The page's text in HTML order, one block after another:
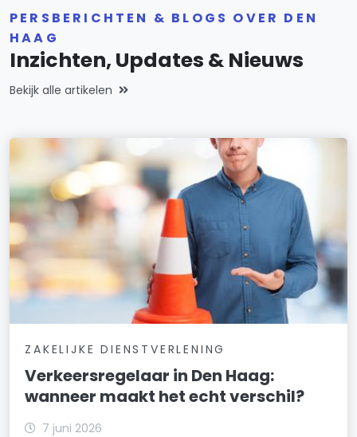
PERSBERICHTEN & BLOGS OVER DEN
HAAG
Inzichten, Updates & Nieuws
Bekijk alle artikelen
ZAKELIJKE DIENSTVERLENING
Verkeersregelaar in Den Haag:
wanneer maakt het echt verschil?
7 juni 2026